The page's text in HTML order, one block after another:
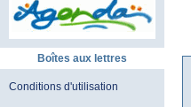
Boîtes aux lettres
Conditions d'utilisation